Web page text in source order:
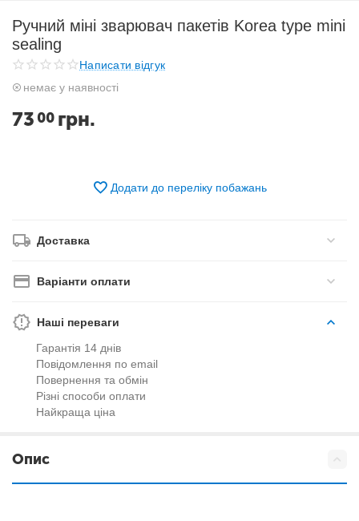
Ручний міні зварювач пакетів Korea type mini
sealing
Написати відгук
немає у наявності
73 00 грн.
Додати до переліку побажань
Доставка
Варіанти оплати
Наші переваги
Гарантія 14 днів
Повідомлення по email
Повернення та обмін
Різні способи оплати
Найкраща ціна
Опис